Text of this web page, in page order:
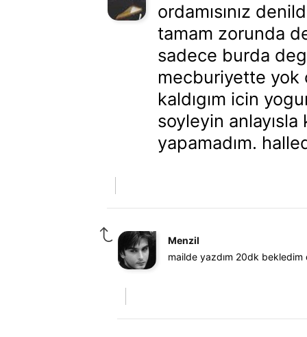
ordamısınız
tamam zorunda
sadece burda
mecburiyette yok
kaldıgım icin
soyleyin anlayısla
yapamadım.
Menzil
mailde yazdım 20dk